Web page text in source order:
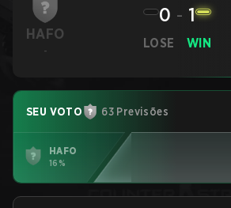
HAFO
-
LOSE
0 - 1
WIN
SEU VOTO 63 Previsões
HAFO
16%